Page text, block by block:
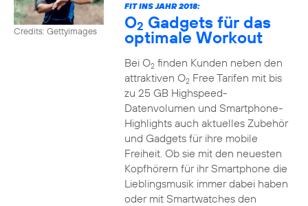
Credits: Gettyimages
FIT INS JAHR 2018:
O2 Gadgets für das
optimale Workout
Bei O2finden Kunden neben den
attraktiven O2Free Tarifen mit bis
zu 25 GB Highspeed-
Datenvolumen und Smartphone-
Highlights auch aktuelles Zubehör
und Gadgets für ihre mobile
Freiheit. Ob sie mit den neuesten
Kopfhörern für ihr Smartphone die
Lieblingsmusik immer dabei haben
oder mit Smartwatches den